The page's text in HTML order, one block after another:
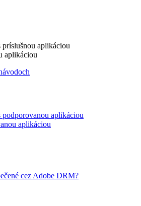
príslušnou aplikáciou
aplikáciou
podporovanou aplikáciou
aplikáciou
cez Adobe DRM?